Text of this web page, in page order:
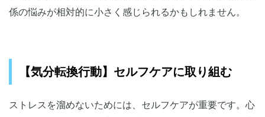
係の悩みが相対的に小さく感じられるかもしれません。
【気分転換行動】セルフケアに取り組む
ストレスを溜めないためには、セルフケアが重要です。心